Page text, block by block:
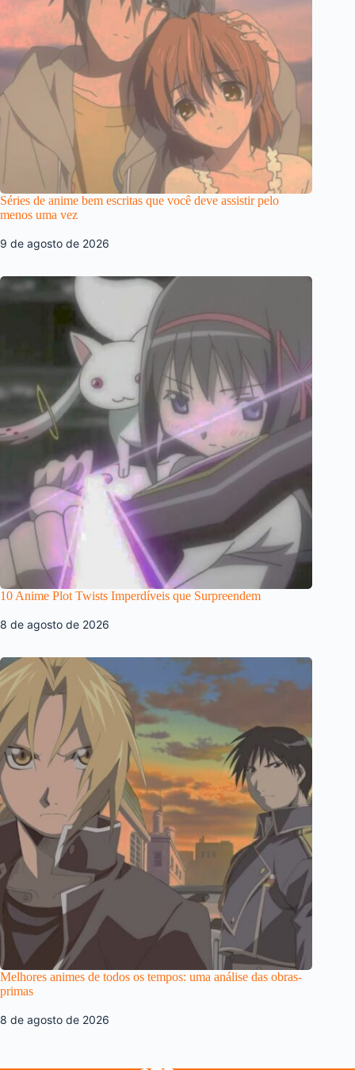
Séries de anime bem escritas que você deve assistir pelo
menos uma vez
9 de agosto de 2026
10 Anime Plot Twists Imperdíveis que Surpreendem
8 de agosto de 2026
Melhores animes de todos os tempos: uma análise das obras-
primas
8 de agosto de 2026